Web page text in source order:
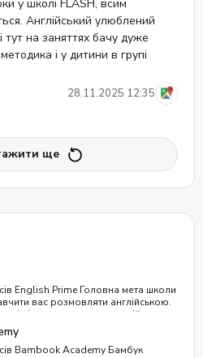
28.11.2025 12:35
у школі FLASH, всим
Англійський улюблений
тут на заняттях бачу дуже
і у дитини в групі
ще
English Prime Головна мета школи
вас розмовляти англійською.
ніколи не вивчали англійську
як другою рідною. Процес
шляхом, як у дитинстві, без
курсів: Відмінне співвідношення
Bambook Academy Бамбук